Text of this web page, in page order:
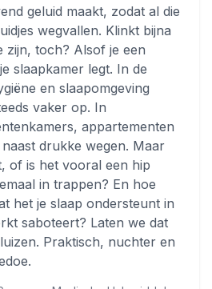
geluid maakt, zodat al die
wegvallen. Klinkt bijna
zijn, toch? Alsof je een
slaapkamer legt. In de
en slaapomgeving
vaker op. In
appartementen
drukke wegen. Maar
of is het vooral een hip
in trappen? En hoe
het je slaap ondersteunt in
saboteert? Laten we dat
Praktisch, nuchter en